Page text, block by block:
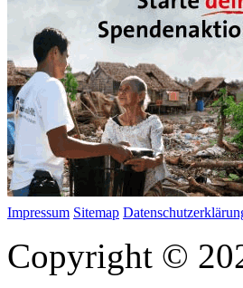
Impressum Sitemap
Copyright ©